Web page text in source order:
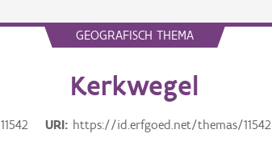
GEOGRAFISCH THEMA
Kerkwegel
11542 URI https://id.erfgoed.net/themas/11542